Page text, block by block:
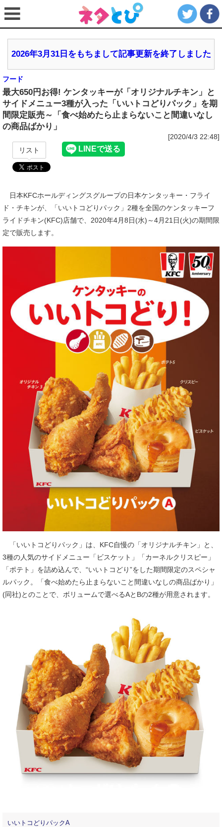
2026年3月31日をもちまして記事更新を終了しました
フード
最大650円お得! ケンタッキーが「オリジナルチキン」と
サイドメニュー3種が入った「いいトコどりパック」を期
間限定販売～「食べ始めたら止まらないこと間違いなし
の商品ばかり」
[2020/4/3 22:48]
リスト
日本KFCホールディングスグループの日本ケンタッキー・フライ
ド・チキンが、「いいトコどりパック」2種を全国のケンタッキーフ
ライドチキン(KFC)店舗で、2020年4月8日(水)～4月21日(火)の期間限
定で販売します。
「いいトコどりパック」は、KFC自慢の「オリジナルチキン」と、
3種の人気のサイドメニュー「ビスケット」「カーネルクリスピー」
「ポテト」を詰め込んで、“いいトコどり”をした期間限定のスペシャ
ルパック。「食べ始めたら止まらないこと間違いなしの商品ばかり」
(同社)とのことで、ボリュームで選べるAとBの2種が用意されます。
いいトコどりパックA